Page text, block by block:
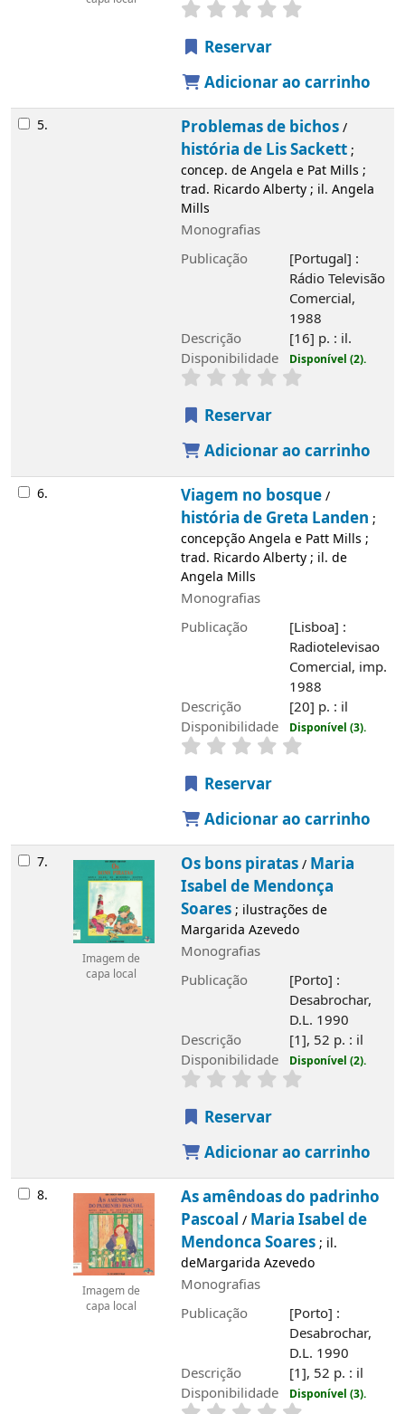
Reservar
Adicionar ao carrinho
5. Problemas de bichos/
história de Lis Sackett;
concep. de Angela e Pat Mills ;
trad. Ricardo Alberty ; il. Angela
Mills
Monografias
Publicação
[Portugal] :
Rádio Televisão
Comercial,
1988
Descrição
[16] p. : il.
Disponibilidade
Disponível (2).
Reservar
Adicionar ao carrinho
6. Viagem no bosque/
história de Greta Landen ;
concepção Angela e Patt Mills ;
trad. Ricardo Alberty ; il. de
Angela Mills
Monografias
Publicação
[Lisboa] :
Radiotelevisao
Comercial, imp.
1988
Descrição
[20] p. : il
Disponibilidade
Disponível (3).
Reservar
Adicionar ao carrinho
7.
Imagem de
capa local
Os bons piratas/ Maria
Isabel de Mendonça
Soares; ilustrações de
Margarida Azevedo
Monografias
Publicação
[Porto] :
Desabrochar,
D.L. 1990
Descrição
[1], 52 p. : il
Disponibilidade
Disponível (2).
Reservar
Adicionar ao carrinho
8.
Imagem de
capa local
As amêndoas do padrinho
Pascoal / Maria Isabel de
Mendonca Soares; il.
deMargarida Azevedo
Monografias
Publicação
[Porto] :
Desabrochar,
D.L. 1990
Descrição
[1], 52 p. : il
Disponibilidade
Disponível (3).